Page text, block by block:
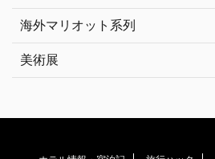
海外マリオット系列
美術展